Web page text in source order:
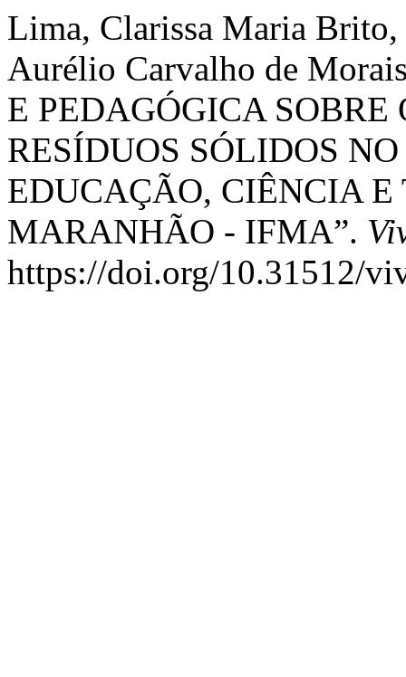
Lima, Clarissa Maria
Aurélio Carvalho de
E PEDAGÓGICA
RESÍDUOS SÓLIDOS
EDUCAÇÃO, CIÊNCIA
MARANHÃO - IFMA”.
https://doi.org/10.31512/